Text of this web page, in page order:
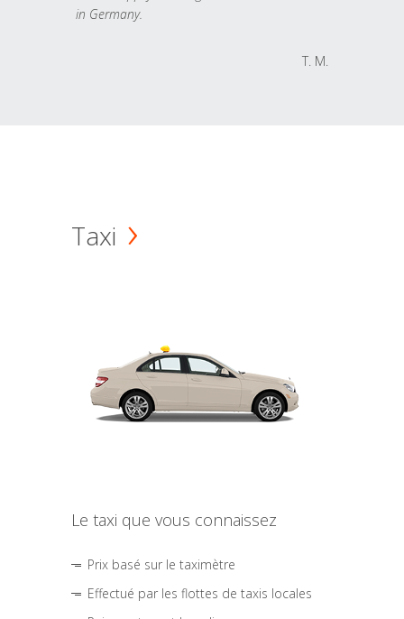
in Germany.
T. M.
Taxi
Le taxi que vous connaissez
Prix basé sur le taximètre
Effectué par les flottes de taxis locales